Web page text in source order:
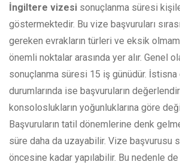
İngiltere vizesi sonuçlanma süresi
göstermektedir. Bu vize başvuruları
gereken evrakların türleri ve eksik
önemli noktalar arasında yer alır. Genel
sonuçlanma süresi 15 iş günüdür. İstisna
durumlarında ise başvuruların
konsoloslukların yoğunluklarına göre
Başvuruların tatil dönemlerine denk
süre daha da uzayabilir. Vize başvurusu
öncesine kadar yapılabilir. Bu nedenle de